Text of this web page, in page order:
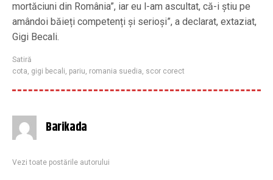
mortăciuni din România”, iar eu l-am ascultat, că-i știu pe
amândoi băieți competenți și serioși”, a declarat, extaziat,
Gigi Becali.
Satiră
cota, gigi becali, pariu, romania suedia, scor corect
Barikada
Vezi toate postările autorului